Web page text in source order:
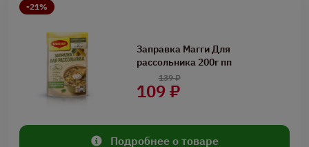
-21%
Заправка Магги Для
рассольника 200г пп
109 ₽
139 ₽
Подробнее о товаре